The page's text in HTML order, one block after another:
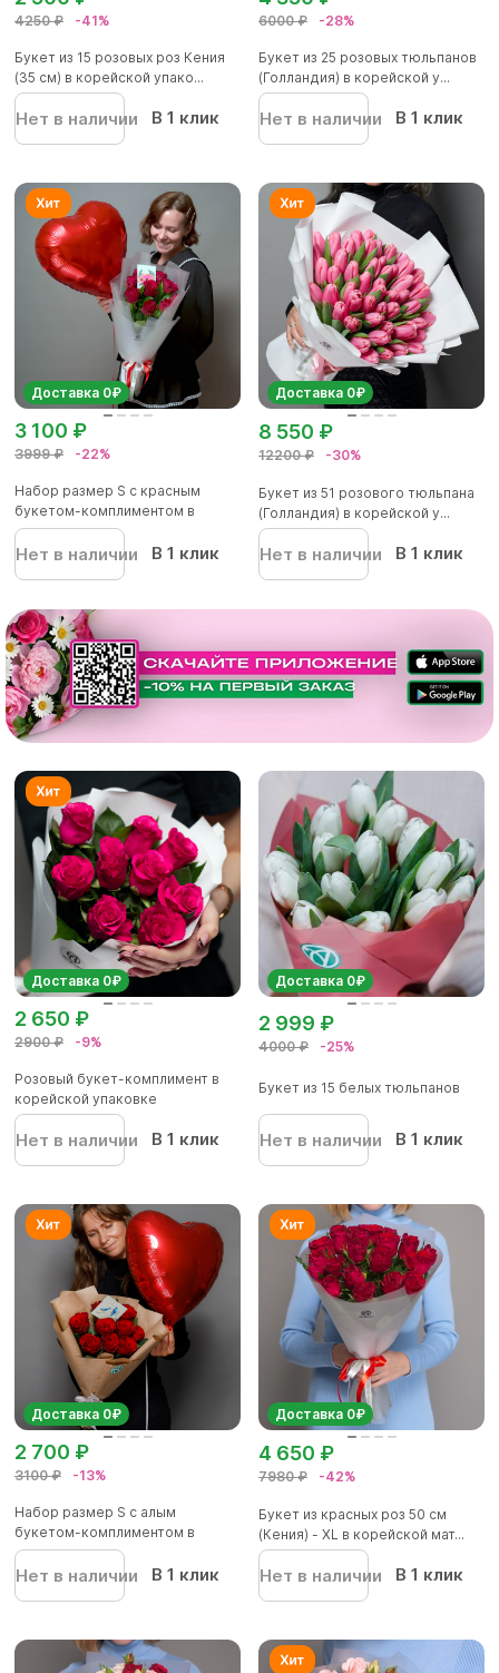
4250 ₽ -41%
Букет из 15 розовых роз Кения
(35 см) в корейской упако...
Нет в наличии В 1 клик
6000 ₽ -28%
Букет из 25 розовых тюльпанов
(Голландия) в корейской у...
Нет в наличии В 1 клик
Доставка 0₽
3999 ₽ -22%
3 100 ₽
Набор размер S с красным
букетом-комплиментом в
корейск...
Нет в наличии В 1 клик
Доставка 0₽
12200 ₽ -30%
8 550 ₽
Букет из 51 розового тюльпана
(Голландия) в корейской у...
Нет в наличии В 1 клик
Доставка 0₽
2900 ₽ -9%
2 650 ₽
Розовый букет-комплимент в
корейской упаковке
Нет в наличии В 1 клик
Доставка 0₽
4000 ₽ -25%
2 999 ₽
Букет из 15 белых тюльпанов
Нет в наличии В 1 клик
Доставка 0₽
3100 ₽ -13%
2 700 ₽
Набор размер S с алым
букетом-комплиментом в
корейской...
Нет в наличии В 1 клик
Доставка 0₽
7980 ₽ -42%
4 650 ₽
Букет из красных роз 50 см
(Кения) - XL в корейской мат...
Нет в наличии В 1 клик